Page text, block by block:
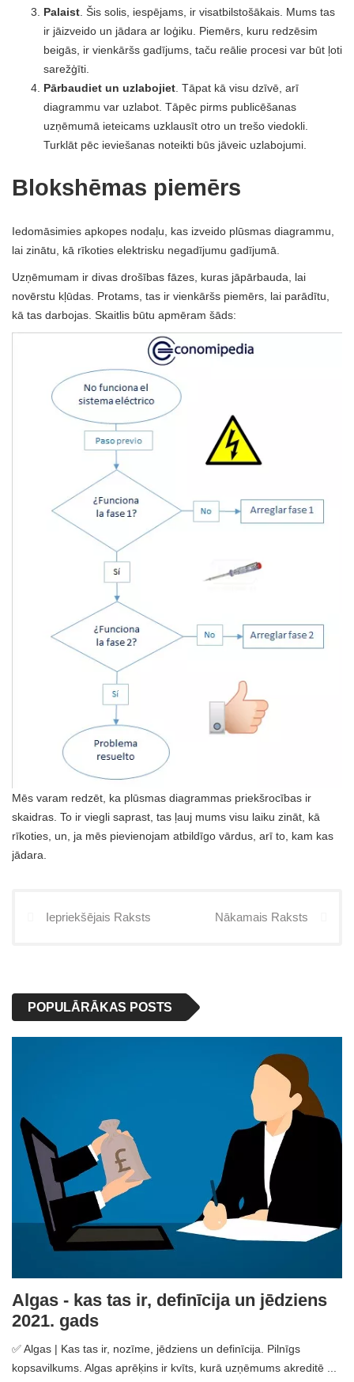
Palaist . Šis solis, iespējams, ir visatbilstošākais. Mums tas
ir jāizveido un jādara ar loģiku. Piemērs, kuru redzēsim
beigās, ir vienkāršs gadījums, taču reālie procesi var būt ļoti
sarežģīti.
Pārbaudiet un uzlabojiet . Tāpat kā visu dzīvē, arī
diagrammu var uzlabot. Tāpēc pirms publicēšanas
uzņēmumā ieteicams uzklausīt otro un trešo viedokli.
Turklāt pēc ieviešanas noteikti būs jāveic uzlabojumi.
Blokshēmas piemērs
Iedomāsimies apkopes nodaļu, kas izveido plūsmas diagrammu,
lai zinātu, kā rīkoties elektrisku negadījumu gadījumā.
Uzņēmumam ir divas drošības fāzes, kuras jāpārbauda, ​​lai
novērstu kļūdas. Protams, tas ir vienkāršs piemērs, lai parādītu,
kā tas darbojas. Skaitlis būtu apmēram šāds:
Mēs varam redzēt, ka plūsmas diagrammas priekšrocības ir
skaidras. To ir viegli saprast, tas ļauj mums visu laiku zināt, kā
rīkoties, un, ja mēs pievienojam atbildīgo vārdus, arī to, kam kas
jādara.
Iepriekšējais Raksts Nākamais Raksts
POPULĀRĀKAS POSTS
Algas - kas tas ir, definīcija un jēdziens
2021. gads
✅ Algas | Kas tas ir, nozīme, jēdziens un definīcija. Pilnīgs
kopsavilkums. Algas aprēķins ir kvīts, kurā uzņēmums akreditē ...